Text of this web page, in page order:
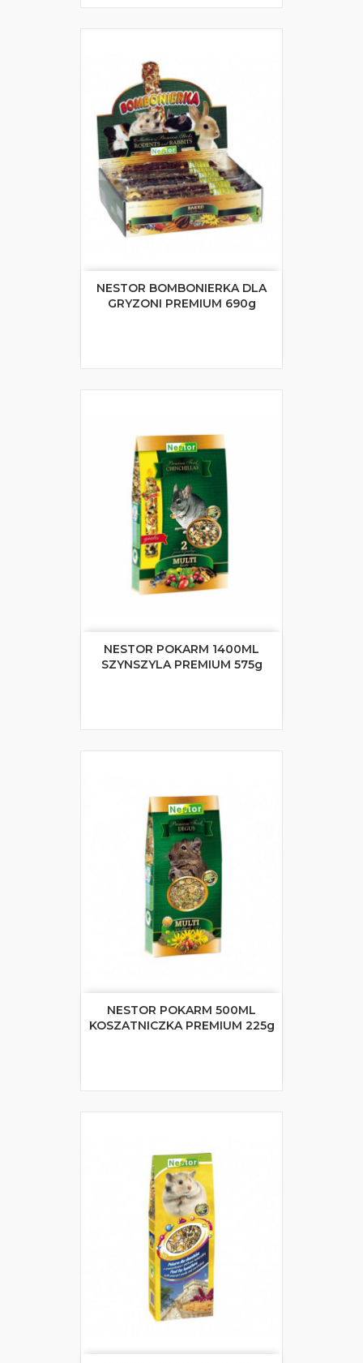
NESTOR BOMBONIERKA DLA
GRYZONI PREMIUM 690g
NESTOR POKARM 1400ML
SZYNSZYLA PREMIUM 575g
NESTOR POKARM 500ML
KOSZATNICZKA PREMIUM 225g